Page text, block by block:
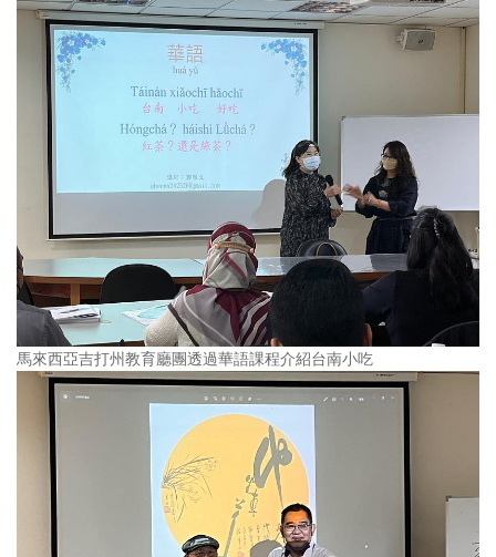
馬來西亞吉打州教育廳團透過華語課程介紹台南小吃